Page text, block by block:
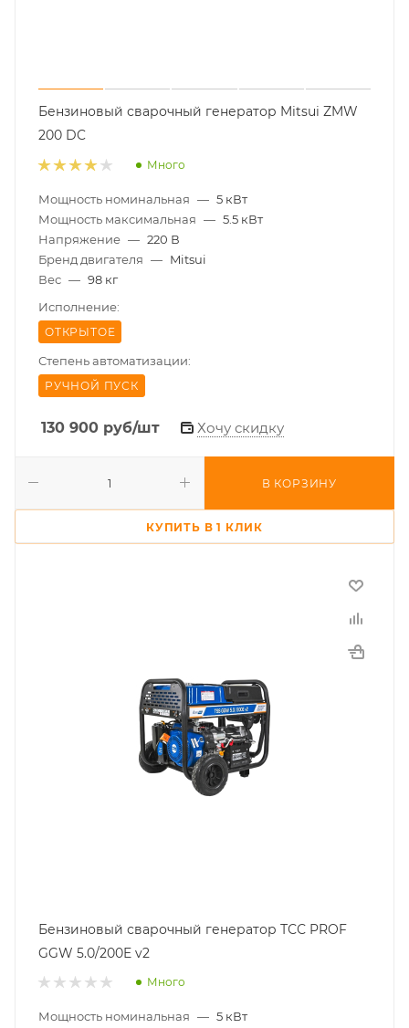
Бензиновый сварочный генератор Mitsui ZMW
200 DC
Много
Мощность номинальная — 5 кВт
Мощность максимальная — 5.5 кВт
Напряжение — 220 В
Бренд двигателя — Mitsui
Вес — 98 кг
Исполнение:
ОТКРЫТОЕ
Степень автоматизации:
РУЧНОЙ ПУСК
130 900 руб/шт Хочу скидку
В КОРЗИНУ
КУПИТЬ В 1 КЛИК
Бензиновый сварочный генератор ТСС PROF
GGW 5.0/200E v2
Много
Мощность номинальная — 5 кВт